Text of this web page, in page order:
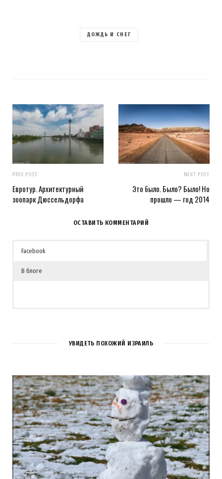
ДОЖДЬ И СНЕГ
PREV POST
Евротур. Архитектурный
зоопарк Дюссельдорфа
NEXT POST
Это было. Было? Было! Но
прошло — год 2014
ОСТАВИТЬ КОММЕНТАРИЙ
Facebook
В блоге
УВИДЕТЬ ПОХОЖИЙ ИЗРАИЛЬ